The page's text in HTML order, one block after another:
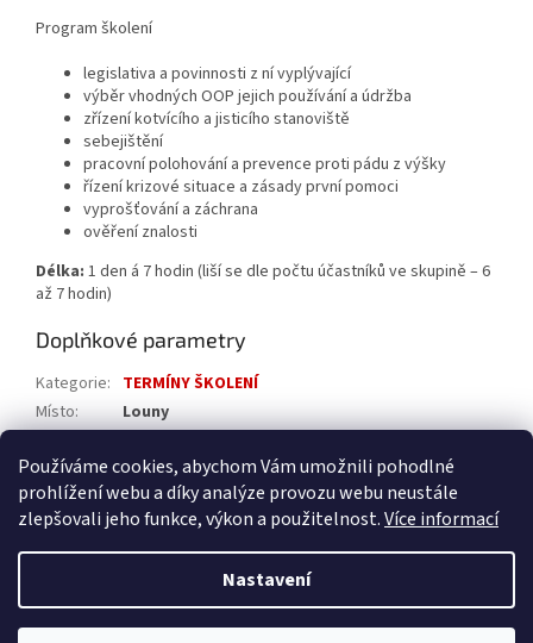
Používáme cookies, abychom Vám umožnili pohodlné
prohlížení webu a díky analýze provozu webu neustále
zlepšovali jeho funkce, výkon a použitelnost.Více informací
Nastavení
Program školení
legislativa a povinnosti z ní vyplývající
výběr vhodných OOP jejich používání a údržba
zřízení kotvícího a jisticího stanoviště
sebejištění
pracovní polohování a prevence proti pádu z výšky
řízení krizové situace a zásady první pomoci
vyprošťování a záchrana
ověření znalosti
Délka: 1 den á 7 hodin (liší se dle počtu účastníků ve skupině – 6
až 7 hodin)
Doplňkové parametry
Kategorie: TERMÍNY ŠKOLENÍ
Místo:
Louny
Druh: Vstupní
Vytvořil Shoptet